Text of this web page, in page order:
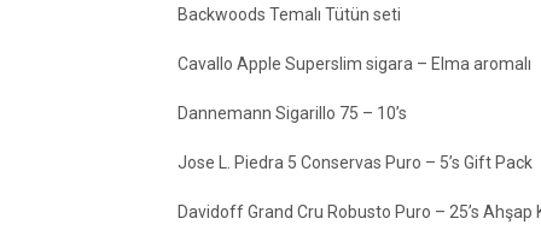
Backwoods Temalı Tütün seti
Cavallo Apple Superslim sigara – Elma aromalı
Dannemann Sigarillo 75 – 10’s
Jose L. Piedra 5 Conservas Puro – 5’s Gift Pack
Davidoff Grand Cru Robusto Puro – 25’s Ahşap